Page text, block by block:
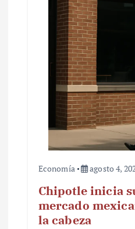
Economía agosto 4,
Chipotle inicia
mercado
la cabeza